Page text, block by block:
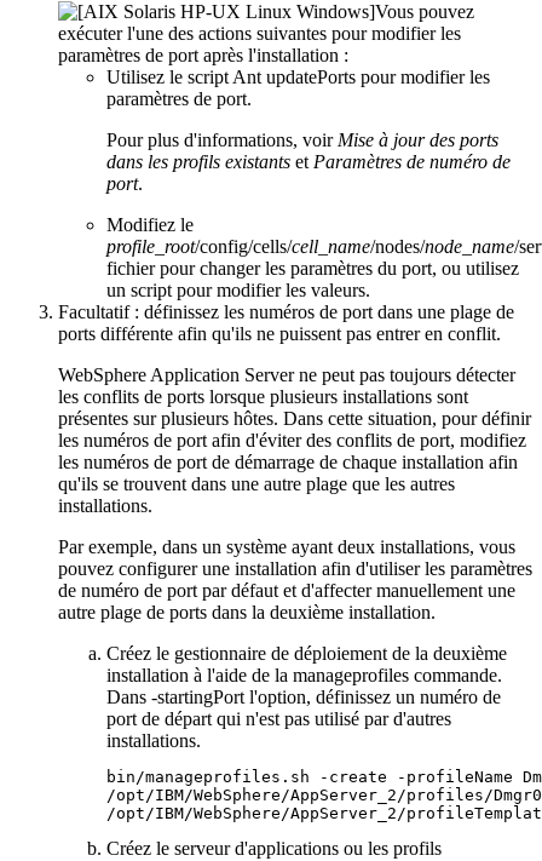
Vous pouvez
exécuter l'une des actions suivantes pour modifier les
paramètres de port après l'installation :
Utilisez le script AntupdatePorts pour modifier les
paramètres de port.
Pour plus d'informations, voirMise à jour des ports
dans les profils existants etParamètres de numéro de
port.
Modifiez le
profile_root/config/cells/cell_name/nodes/node_name/
fichier pour changer les paramètres du port, ou utilisez
un script pour modifier les valeurs.
Facultatif : définissez les numéros de port dans une plage de
ports différente afin qu'ils ne puissent pas entrer en conflit.
WebSphere Application Serverne peut pas toujours détecter
les conflits de ports lorsque plusieurs installations sont
présentes sur plusieurs hôtes. Dans cette situation, pour définir
les numéros de port afin d'éviter des conflits de port, modifiez
les numéros de port de démarrage de chaque installation afin
qu'ils se trouvent dans une autre plage que les autres
installations.
Par exemple, dans un système ayant deux installations, vous
pouvez configurer une installation afin d'utiliser les paramètres
de numéro de port par défaut et d'affecter manuellement une
autre plage de ports dans la deuxième installation.
Créez le gestionnaire de déploiement de la deuxième
installation à l'aide de la manageprofiles commande.
Dans -startingPortl'option, définissez un numéro de
port de départ qui n'est pas utilisé par d'autres
installations.
bin/manageprofiles.sh -create -profileName
/opt/IBM/WebSphere/AppServer_2/profiles/
/opt/IBM/WebSphere/AppServer_2/
Créez le serveur d'applications ou les profils